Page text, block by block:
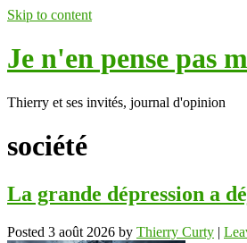
Skip to content
Je n'en pense pas
Thierry et ses invités, journal d'opinion
société
La grande dépression a
Posted 3 août 2026 by Thierry Curty |